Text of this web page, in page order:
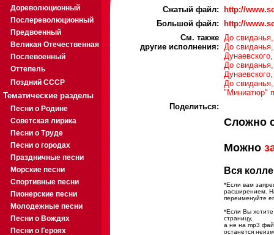
Дореволюционный
Послереволюционный
Предвоенный
Великая Отечественная
Послевоенный
Оттепель
Поздний СССР
Тематические разделы
Песни о Родине
Советская лирика
Песни о Труде
Песни о городах
Праздничные песни
Морские песни
Спортивные песни
Пионерские песни
Молодежные песни
Песни о Вождях
Песни о Героях
Cжатый файл:
http://
Большой файл:
http://
См. также
другие исполнения:
До
До
До
До
"Миниатюр"
Поделиться:
Сложно
Можно
Вся
*Если вам
расширением.
переименуйте
*Если Вы
страницу,
а не на mp3
останется